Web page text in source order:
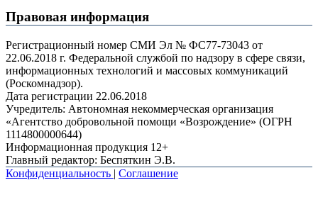
Правовая информация
Регистрационный номер СМИ Эл № ФС77-73043 от
22.06.2018 г. Федеральной службой по надзору в сфере связи,
информационных технологий и массовых коммуникаций
(Роскомнадзор).
Дата регистрации 22.06.2018
Учредитель: Автономная некоммерческая организация
«Агентство добровольной помощи «Возрождение» (ОГРН
1114800000644)
Информационная продукция 12+
Главный редактор: Беспяткин Э.В.
Конфиденциальность | Соглашение